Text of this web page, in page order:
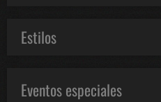
Estilos
Eventos especiales